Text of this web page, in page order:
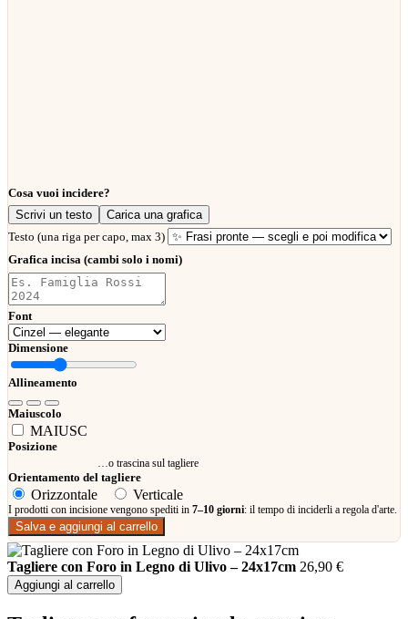
Cosa vuoi incidere?
Scrivi un testo
Carica una grafica
Testo (una riga per capo, max 3)
Grafica incisa (cambi solo i nomi)
Font
Dimensione
Allineamento
Maiuscolo
MAIUSC
Posizione
…o trascina sul tagliere
Orientamento del tagliere
Orizzontale Verticale
I prodotti con incisione vengono spediti in 7–10 giorni: il tempo di inciderli a regola d'arte.
Salva e aggiungi al carrello
Tagliere con Foro in Legno di Ulivo – 24x17cm 26,90 €
Aggiungi al carrello